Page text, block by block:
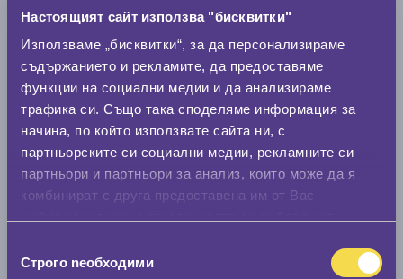
Настоящият сайт използва "бисквитки"
Използваме „бисквитки“, за да персонализираме
съдържанието и рекламите, да предоставяме
функции на социални медии и да анализираме
трафика си. Също така споделяме информация за
начина, по който използвате сайта ни, с
партньорските си социални медии, рекламните си
партньори и партньори за анализ, които може да я
комбинират с друга предоставена им от Вас
наСтрого nеобходими
Нов размер